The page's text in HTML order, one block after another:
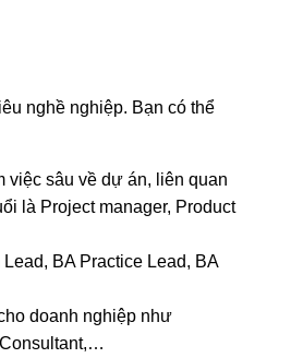
nghề nghiệp. Bạn có thể
việc sâu về dự án, liên quan
là Project manager, Product
BA Practice Lead, BA
doanh nghiệp như